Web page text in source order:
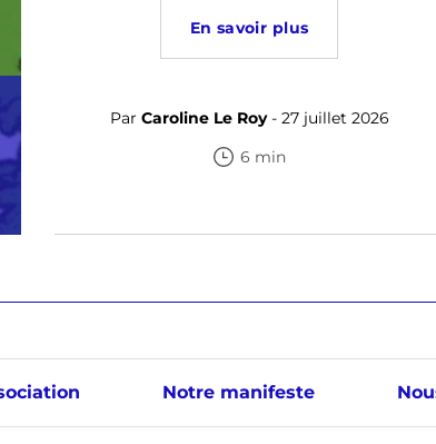
En savoir plus
Par Caroline Le Roy- 27 juillet 2026
6 min
Notre manifeste